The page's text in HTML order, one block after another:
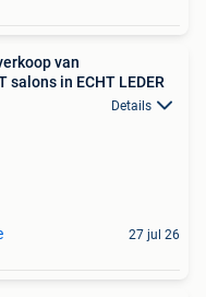
van
salons in ECHT LEDER
Details
27 jul 26